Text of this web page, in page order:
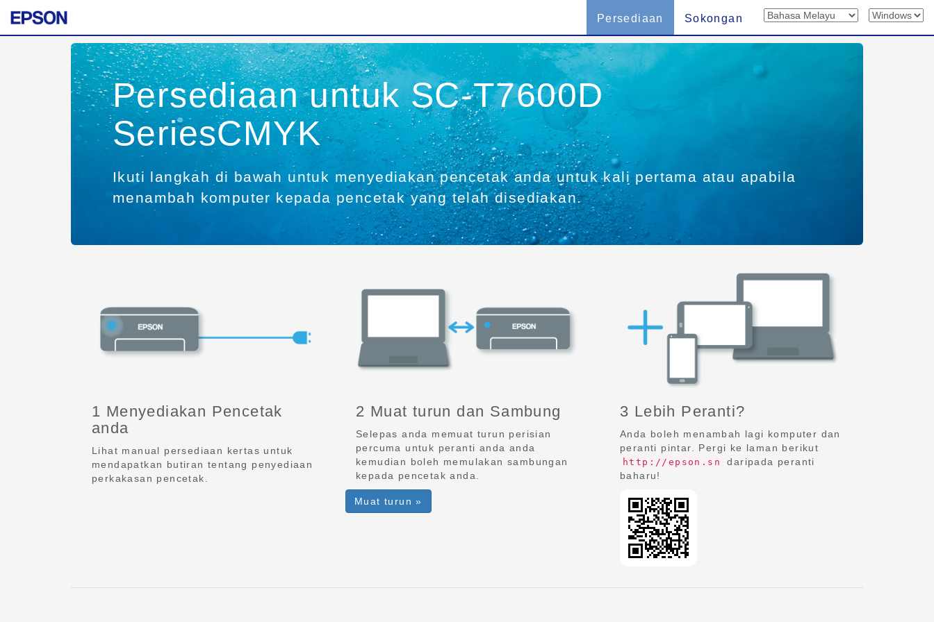
Persediaan Sokongan
Persediaan untuk SC-T7600D
SeriesCMYK
Ikuti langkah di bawah untuk menyediakan pencetak anda untuk kali pertama atau apabila
menambah komputer kepada pencetak yang telah disediakan.
1 Menyediakan Pencetak
anda
Lihat manual persediaan kertas untuk
mendapatkan butiran tentang penyediaan
perkakasan pencetak.
2 Muat turun dan Sambung
Selepas anda memuat turun perisian
percuma untuk peranti anda anda
kemudian boleh memulakan sambungan
kepada pencetak anda.
Muat turun »
3 Lebih Peranti?
Anda boleh menambah lagi komputer dan
peranti pintar. Pergi ke laman berikut
http://epson.sn
daripada peranti
baharu!